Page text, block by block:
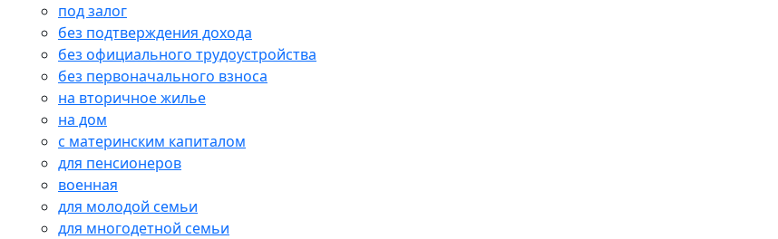
под залог
без подтверждения дохода
без официального трудоустройства
без первоначального взноса
на вторичное жилье
на дом
с материнским капиталом
для пенсионеров
военная
для молодой семьи
для многодетной семьи